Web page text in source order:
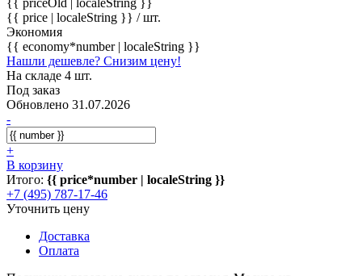
{{ price | localeString }} / шт.
Экономия
{{ economy*number | localeString }}
Нашли дешевле? Снизим цену!
На складе 4 шт.
Под заказ
Обновлено 31.07.2026
-
+
В корзину
Итого: {{ price*number | localeString }}
+7 (495) 787-17-46
Уточнить цену
Доставка
Оплата